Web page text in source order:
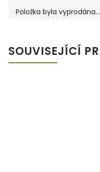
Položka byla vyprodána…
SOUVISEJÍCÍ